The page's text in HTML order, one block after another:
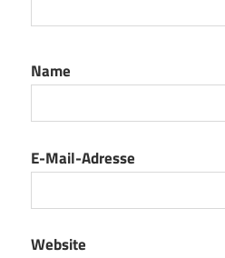
Name
E-Mail-Adresse
Website